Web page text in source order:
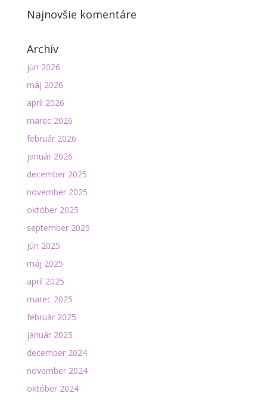
Najnovšie komentáre
Archív
jún 2026
máj 2026
apríl 2026
marec 2026
február 2026
január 2026
december 2025
november 2025
október 2025
september 2025
jún 2025
máj 2025
apríl 2025
marec 2025
február 2025
január 2025
december 2024
november 2024
október 2024